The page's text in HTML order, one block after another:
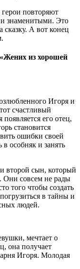
повторяют
и знаменитыми. Это
сказку. А вот конец
из хорошей
Игоря и
счастливый
его отец,
становится
ошибки своей
особняк и занять
второй сын, который
Они совсем не рады
того чтобы создать
в тайны и
людей.
мечтает о
она получает
Игоря. Молодая